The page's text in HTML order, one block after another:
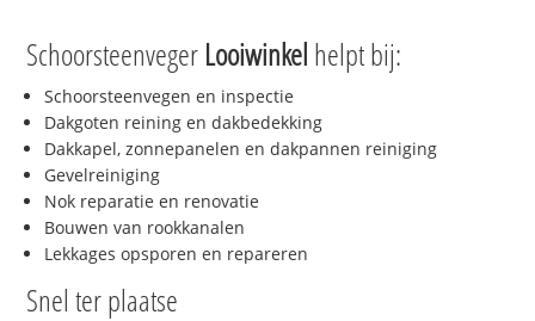
Schoorsteenveger Looiwinkel helpt bij:
Schoorsteenvegen en inspectie
Dakgoten reining en dakbedekking
Dakkapel, zonnepanelen en dakpannen reiniging
Gevelreiniging
Nok reparatie en renovatie
Bouwen van rookkanalen
Lekkages opsporen en repareren
Snel ter plaatse